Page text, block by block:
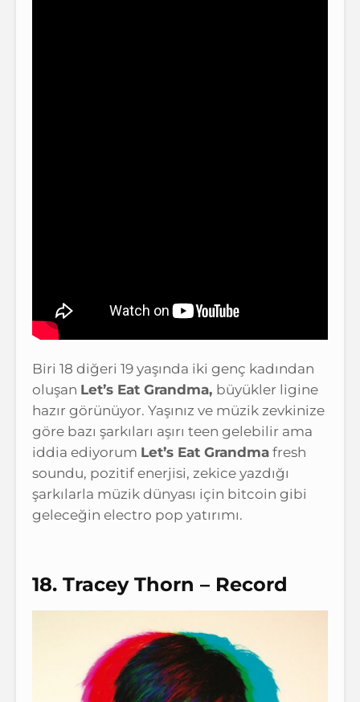
Biri 18 diğeri 19 yaşında iki genç kadından
oluşan Let’s Eat Grandma, büyükler ligine
hazır görünüyor. Yaşınız ve müzik zevkinize
göre bazı şarkıları aşırı teen gelebilir ama
iddia ediyorum Let’s Eat Grandma fresh
soundu, pozitif enerjisi, zekice yazdığı
şarkılarla müzik dünyası için bitcoin gibi
geleceğin electro pop yatırımı.
18. Tracey Thorn – Record